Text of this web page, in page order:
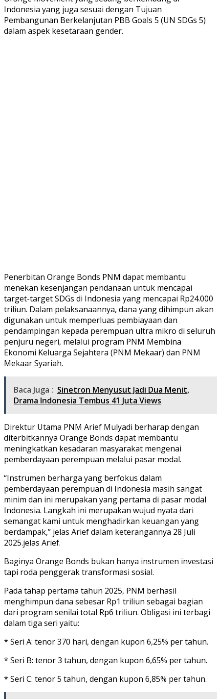
Indonesia yang juga sesuai dengan Tujuan
Pembangunan Berkelanjutan PBB Goals 5 (UN SDGs 5)
dalam aspek kesetaraan gender.
Penerbitan Orange Bonds PNM dapat membantu
menekan kesenjangan pendanaan untuk mencapai
target-target SDGs di Indonesia yang mencapai Rp24.000
triliun. Dalam pelaksanaannya, dana yang dihimpun akan
digunakan untuk memperluas pembiayaan dan
pendampingan kepada perempuan ultra mikro di seluruh
penjuru negeri, melalui program PNM Membina
Ekonomi Keluarga Sejahtera (PNM Mekaar) dan PNM
Mekaar Syariah.
Baca Juga : Sinetron Menyusut Jadi Dua Menit,
Drama Indonesia Tembus 41 Juta Views
Direktur Utama PNM Arief Mulyadi berharap dengan
diterbitkannya Orange Bonds dapat membantu
meningkatkan kesadaran masyarakat mengenai
pemberdayaan perempuan melalui pasar modal.
“Instrumen berharga yang berfokus dalam
pemberdayaan perempuan di Indonesia masih sangat
minim dan ini merupakan yang pertama di pasar modal
Indonesia. Langkah ini merupakan wujud nyata dari
semangat kami untuk menghadirkan keuangan yang
berdampak,” jelas Arief dalam keterangannya 28 Juli
2025.jelas Arief.
Baginya Orange Bonds bukan hanya instrumen investasi
tapi roda penggerak transformasi sosial.
Pada tahap pertama tahun 2025, PNM berhasil
menghimpun dana sebesar Rp1 triliun sebagai bagian
dari program senilai total Rp6 triliun. Obligasi ini terbagi
dalam tiga seri yaitu:
* Seri A: tenor 370 hari, dengan kupon 6,25% per tahun.
* Seri B: tenor 3 tahun, dengan kupon 6,65% per tahun.
* Seri C: tenor 5 tahun, dengan kupon 6,85% per tahun.